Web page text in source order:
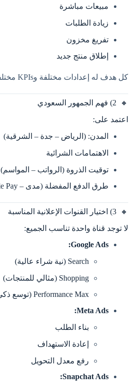
مبيعات مباشرة
زيادة الطلبات
تفريغ مخزون
إطلاق منتج جديد
كل هدف له إعدادات مختلفة وKPIs مختلفة.
🔸 2) فهم الجمهور السعودي
اعتمد على:
المدن: (الرياض – جدة – الشرقية)
الاهتمامات الشرائية
توقيت الذروة (الرواتب – المواسم)
طرق الدفع المفضلة (مدى – Apple Pay)
🔸 3) اختيار القنوات الإعلانية المناسبة
لا توجد قناة واحدة تناسب الجميع:
Google Ads:
Search (نية شراء عالية)
Shopping (مثالي للمنتجات)
Performance Max (توسع ذكي)
Meta Ads:
بناء الطلب
إعادة الاستهداف
رفع معدل التحويل
Snapchat Ads: